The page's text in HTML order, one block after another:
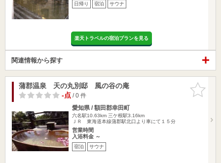
日帰り 宿泊 サウナ
楽天トラベルの宿泊プランを見る
関連情報から探す
お気に入
りに追加
蒲郡温泉 天の丸別邸 風の谷の庵
-点/ 0 件
愛知県 / 額田郡幸田町
六名駅10.63km 三ケ根駅3.16km
ＪＲ 東海道本線蒲郡駅北口より車にて１５分
営業時間
入浴料金 ～
宿泊 サウナ